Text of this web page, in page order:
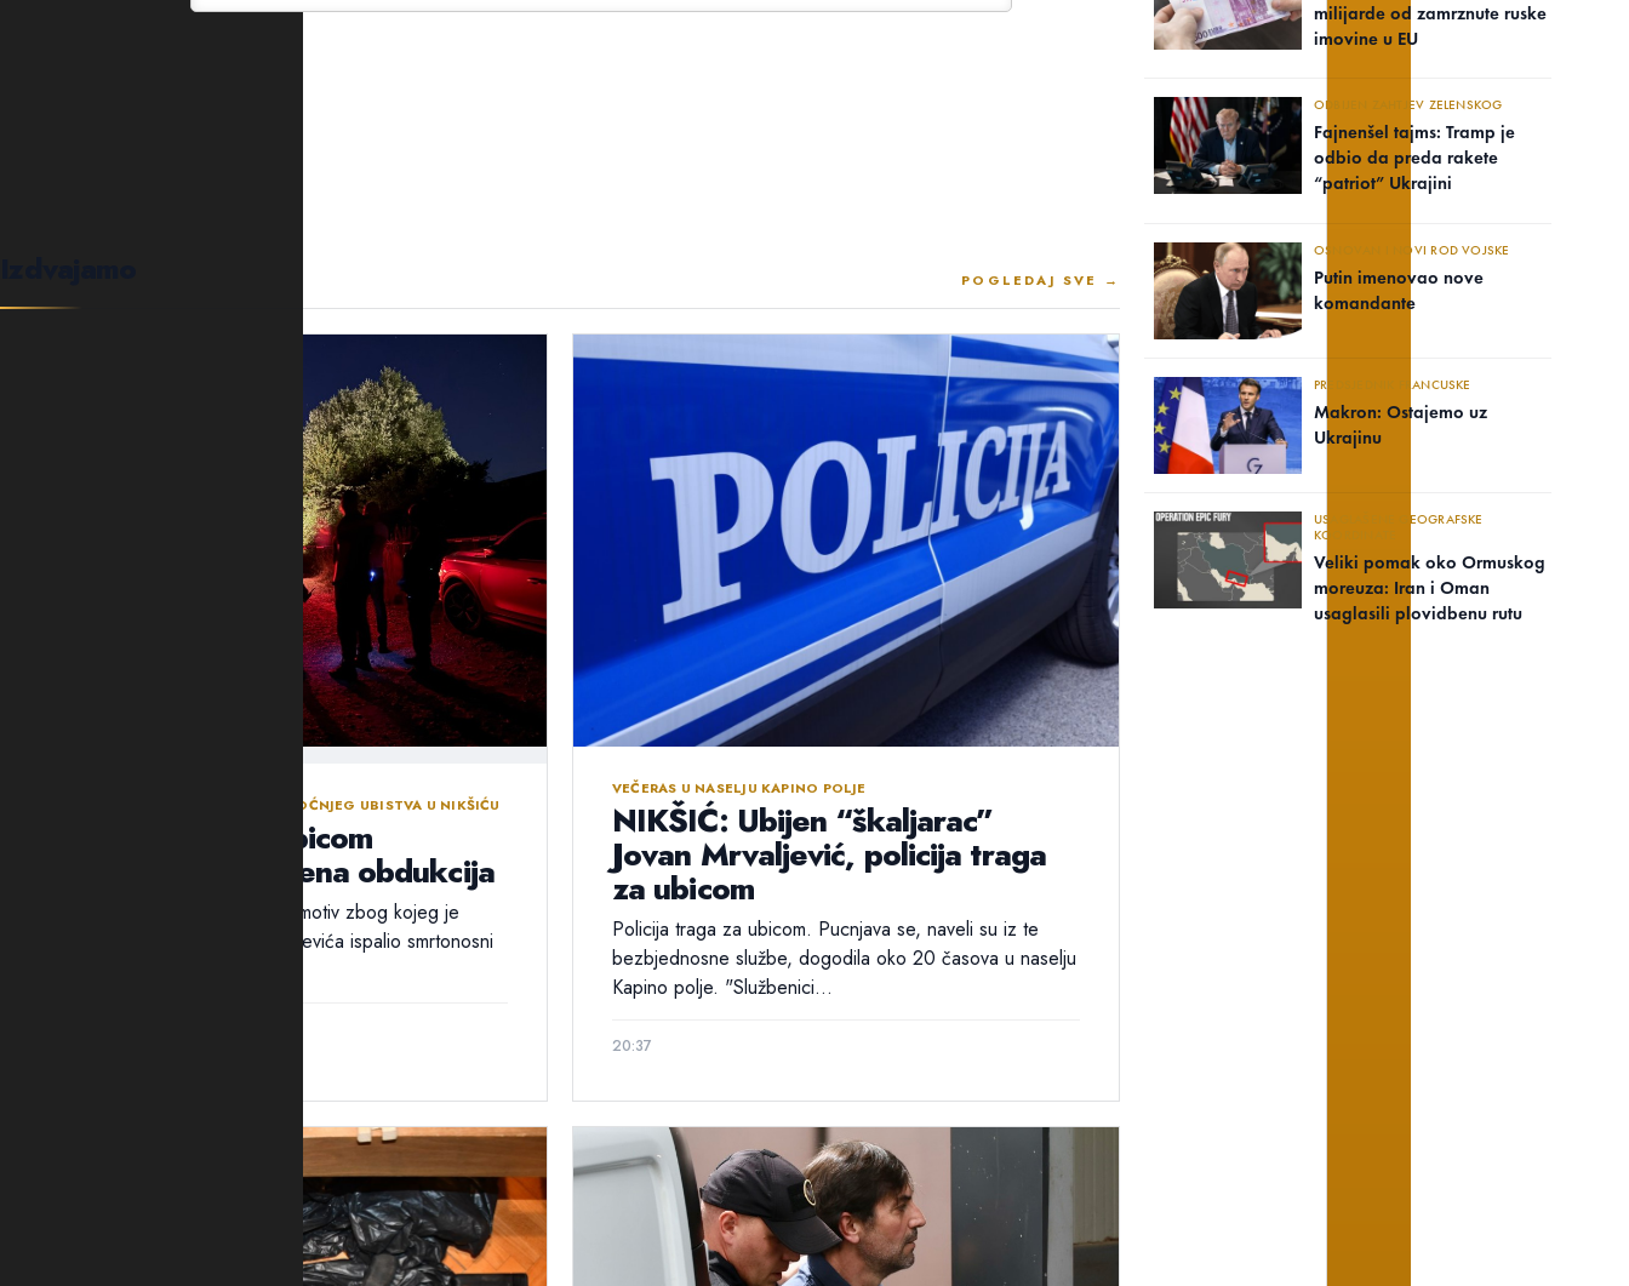
POGLEDAJ SVE →
NASTAVLJENA ISTRAGA NAKON SINOĆNJEG UBISTVA U NIKŠIĆU
Policija traga za ubicom
Mrvaljevića, naložena obdukcija
Ni nakon 18 sati nije utvrđen ni motiv zbog kojeg je
ubica, navodno, u potiljak Mrvaljevića ispalio smrtonosni
VEČERAS U NASELJU KAPINO POLJE
NIKŠIĆ: Ubijen “škaljarac”
Jovan Mrvaljević, policija traga
za ubicom
Policija traga za ubicom. Pucnjava se, naveli su iz te
bezbjednosne službe, dogodila oko 20 časova u naselju
Kapino polje. "Službenici...
20:37
milijarde od zamrznute ruske
imovine u EU
ODBIJEN ZAHTJEV ZELENSKOG
Fajnenšel tajms: Tramp je
odbio da preda rakete
“patriot” Ukrajini
OSNOVAN I NOVI ROD VOJSKE
Putin imenovao nove
komandante
PREDSJEDNIK FRANCUSKE
Makron: Ostajemo uz
Ukrajinu
USAGLAŠENE GEOGRAFSKE
KOORDINATE
Veliki pomak oko Ormuskog
moreuza: Iran i Oman
usaglasili plovidbenu rutu